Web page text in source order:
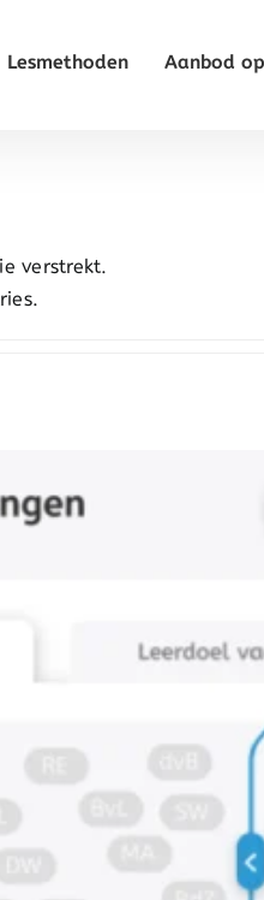
Lesmethoden Aanbod
verstrekt.